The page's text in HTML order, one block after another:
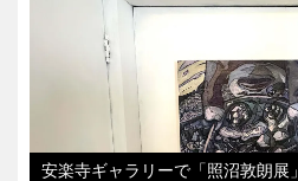
安楽寺ギャラリーで「照沼敦朗展」